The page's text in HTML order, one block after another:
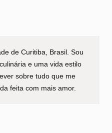
de Curitiba, Brasil. Sou
e uma vida estilo
sobre tudo que me
feita com mais amor.